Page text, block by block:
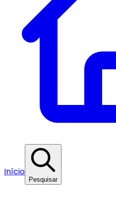
Início
Pesquisar